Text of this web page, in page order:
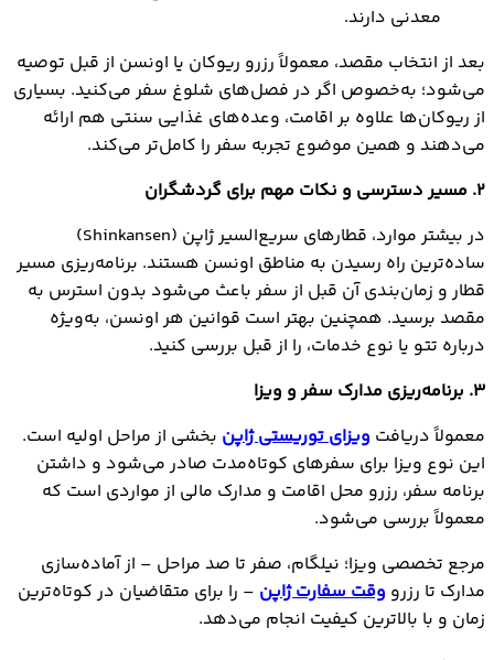
معدنی دارند.
بعد از انتخاب مقصد، معمولاً رزرو ریوکان یا اونسن از قبل توصیه
می‌شود؛ به‌خصوص اگر در فصل‌های شلوغ سفر می‌کنید. بسیاری
از ریوکان‌ها علاوه بر اقامت، وعده‌های غذایی سنتی هم ارائه
می‌دهند و همین موضوع تجربه سفر را کامل‌تر می‌کند.
2. مسیر دسترسی و نکات مهم برای گردشگران
در بیشتر موارد، قطارهای سریع‌السیر ژاپن (Shinkansen)
ساده‌ترین راه رسیدن به مناطق اونسن هستند. برنامه‌ریزی مسیر
قطار و زمان‌بندی آن قبل از سفر باعث می‌شود بدون استرس به
مقصد برسید. همچنین بهتر است قوانین هر اونسن، به‌ویژه
درباره تتو یا نوع خدمات، را از قبل بررسی کنید.
3. برنامه‌ریزی مدارک سفر و ویزا
معمولاً دریافت ویزای توریستی ژاپن بخشی از مراحل اولیه است.
این نوع ویزا برای سفرهای کوتاه‌مدت صادر می‌شود و داشتن
برنامه سفر، رزرو محل اقامت و مدارک مالی از مواردی است که
معمولاً بررسی می‌شود.
مرجع تخصصی ویزا؛ نیلگام، صفر تا صد مراحل – از آماده‌سازی
مدارک تا رزرو وقت سفارت ژاپن – را برای متقاضیان در کوتاه‌ترین
زمان و با بالاترین کیفیت انجام می‌دهد.